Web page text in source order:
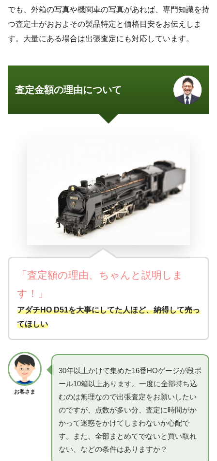
でも、外箱の写真や機関車の写真があれば、専門知識を持
つ査定士がおおよその製品特定と価格目安をお伝えしま
す。大量にある場合は出張査定にも対応しています。
査定金額の理由について
「査定額の理由、ちゃんと説明しま
す！」
アダチHO D51を大事にしてた人ほど、納得して売っ
てほしい
お客さま
30年以上かけて集めた16番HOゲージが段ボ
ール10箱以上あります。一度に全部持ち込
むのは無理なので出張査定をお願いしたい
のですが、点数が多い分、査定に時間がか
かって迷惑をかけてしまわないか心配で
す。また、全部まとめてでないと買い取れ
ない、などの条件はありますか？